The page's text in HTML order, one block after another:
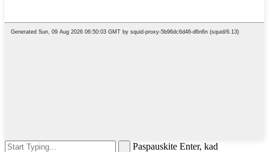
Paspauskite Enter, kad